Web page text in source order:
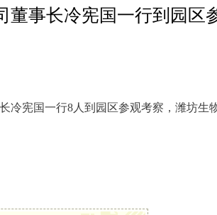
限公司董事长冷宪
冷宪国一行8人到园区参观考察，潍坊生